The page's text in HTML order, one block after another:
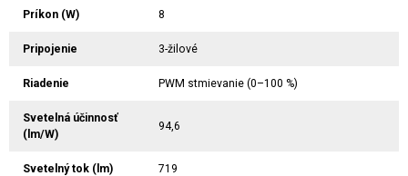
Príkon (W) 8
Pripojenie 3-žilové
Riadenie PWM stmievanie (0–100 %)
Svetelná účinnosť
(lm/W)
94,6
Svetelný tok (lm) 719